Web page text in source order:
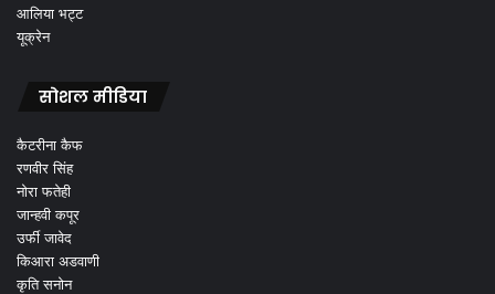
आलिया भट्ट
यूक्रेन
सोशल मीडिया
कैटरीना कैफ
रणवीर सिंह
नोरा फतेही
जान्हवी कपूर
उर्फी जावेद
किआरा अडवाणी
कृति सनोन